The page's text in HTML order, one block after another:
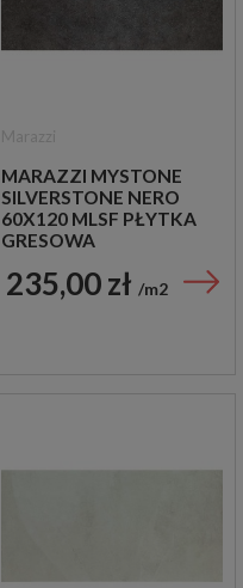
MARAZZI MYSTONE
SILVERSTONE NERO
60X120 MLSF PŁYTKA
GRESOWA
235,00 zł m2